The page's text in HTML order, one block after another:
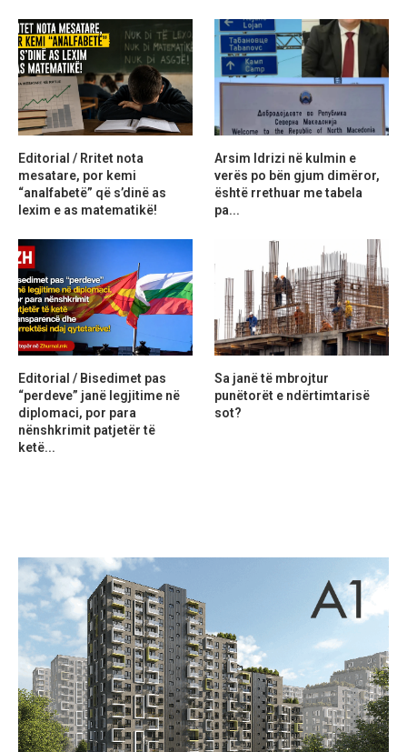
Editorial / Rritet nota
mesatare, por kemi
“analfabetë” që s’dinë as
lexim e as matematikë!
Arsim Idrizi në kulmin e
verës po bën gjum dimëror,
është rrethuar me tabela
pa...
Editorial / Bisedimet pas
“perdeve” janë legjitime në
diplomaci, por para
nënshkrimit patjetër të
ketë...
Sa janë të mbrojtur
punëtorët e ndërtimtarisë
sot?